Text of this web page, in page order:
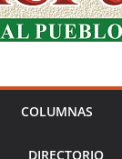
COLUMNAS
DIRECTORIO